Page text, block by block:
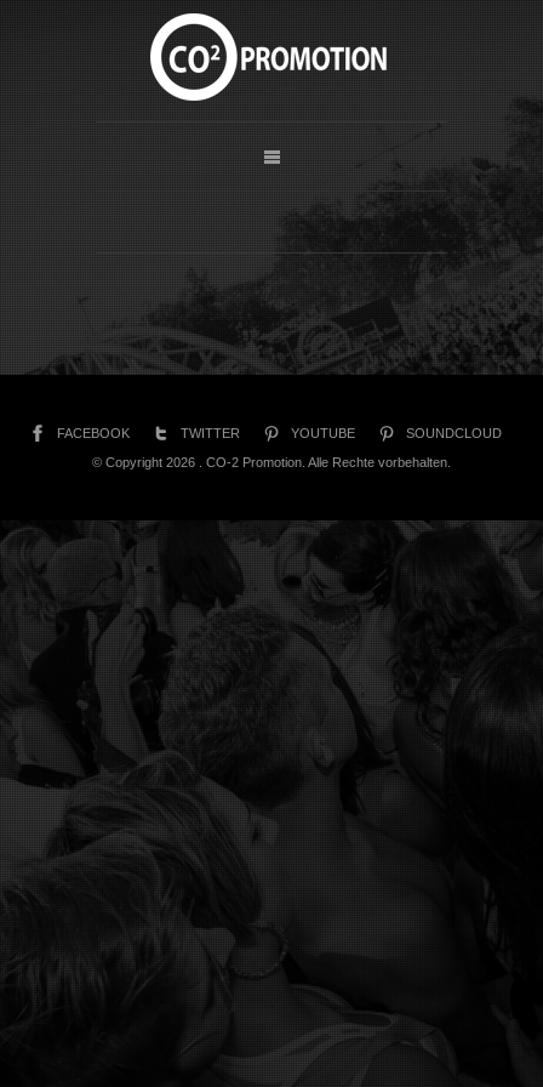
FACEBOOK TWITTER YOUTUBE
SOUNDCLOUD
© Copyright 2026 . CO-2 Promotion. Alle Rechte vorbehalten.